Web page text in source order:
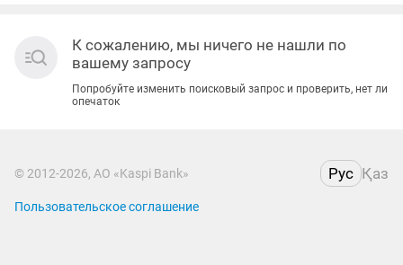
К сожалению, мы ничего не нашли по
вашему запросу
Попробуйте изменить поисковый запрос и проверить, нет ли
опечаток
© 2012-2026, АО «Kaspi Bank» Рус Қаз
Пользовательское соглашение